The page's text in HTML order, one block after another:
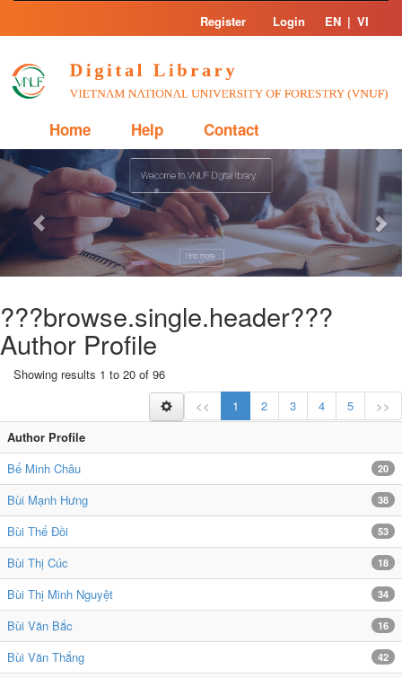
Skip
Register Login EN | VI
Home Help Contact
Previous
???browse.single.header???
Author Profile
Showing results 1 to 20 of 96
<<
1 2 3 4 5
>>
Author Profile
Bế Minh Châu
20
Bùi Mạnh Hưng 38
Bùi Thế Đồi 53
Bùi Thị Cúc 18
Bùi Thị Minh Nguyệt 34
Bùi Văn Bắc 16
Bùi Văn Thắng 42